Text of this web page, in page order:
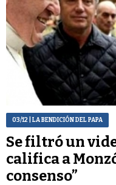
03/12 | LA BENDICIÓN DEL PAPA
Se filtró un
califica a
consenso”